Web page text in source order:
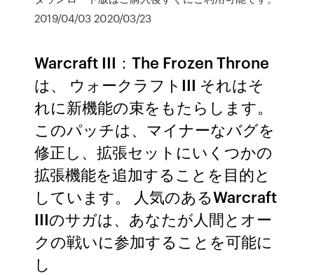
2019/04/03 2020/03/23
Warcraft III：The Frozen Throne
は、 ウォークラフトIII それはそ
れに新機能の束をもたらします。
このパッチは、マイナーなバグを
修正し、拡張セットにいくつかの
拡張機能を追加することを目的と
しています。 人気のあるWarcraft
IIIのサガは、あなたが人間とオー
クの戦いに参加することを可能に
し